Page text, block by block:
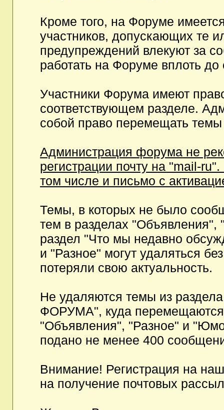
Кроме того, на Форуме
участников, допускающих те
предупреждений влекуют за
работать на Форуме вплоть
Участники Форума имеют
соответствующем разделе.
собой право перемещать темы
Администрация форума не
регистрации почту на "mail-
том числе и письмо с
Темы, в которых не было
тем в разделах
раздел "Что мы недавно
и "Разное" могут удаляться
потеряли свою актуальность.
Не удаляются темы из
ФОРУМА", куда перемещаются
"Объявления", "Разное" и
подано не менее 400
Внимание! Регистрация на
на получение почтовых